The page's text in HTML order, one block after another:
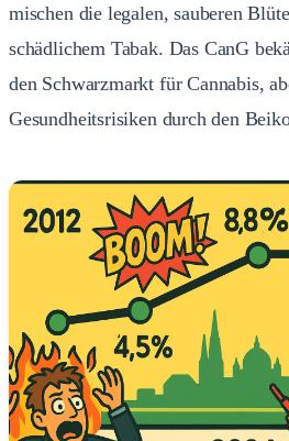
mischen die legalen, sauberen
schädlichem Tabak. Das CanG
den Schwarzmarkt für Cannabis,
Gesundheitsrisiken durch den